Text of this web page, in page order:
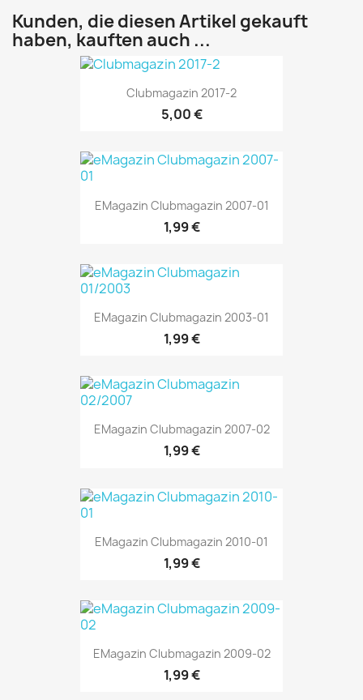
Kunden, die diesen Artikel gekauft
haben, kauften auch ...
Clubmagazin 2017-2
5,00 €
EMagazin Clubmagazin 2007-01
1,99 €
EMagazin Clubmagazin 2003-01
1,99 €
EMagazin Clubmagazin 2007-02
1,99 €
EMagazin Clubmagazin 2010-01
1,99 €
EMagazin Clubmagazin 2009-02
1,99 €